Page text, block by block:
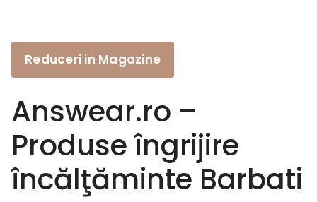
Reduceri in Magazine
Answear.ro –
Produse îngrijire
încălţăminte Barbati